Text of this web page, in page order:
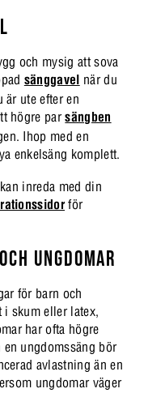
och mysig att sova
sänggavel när du
är ute efter en
högre parsängben
Ihop med en
enkelsäng komplett.
inreda med din
för
UNGDOMAR
för barn och
i skum eller latex,
har ofta högre
en ungdomssäng bör
avlastning än en
ungdomar väger